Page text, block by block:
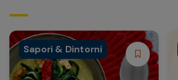
Sapori & Dintorni